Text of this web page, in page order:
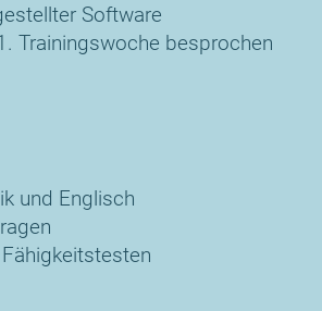
Software
Trainingswoche besprochen
und Englisch